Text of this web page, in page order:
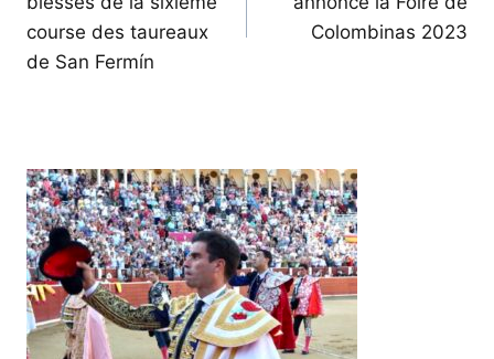
l’article
course des taureaux
de San Fermín
Colombinas 2023